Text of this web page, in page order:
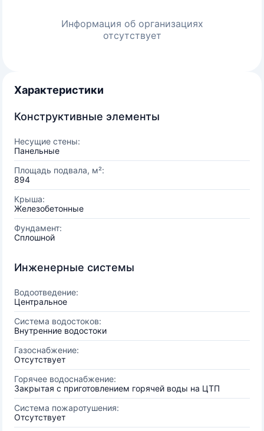
Информация об организациях
отсутствует
Характеристики
Конструктивные элементы
Несущие стены:
Панельные
Площадь подвала, м²:
894
Крыша:
Железобетонные
Фундамент:
Сплошной
Инженерные системы
Водоотведение:
Центральное
Система водостоков:
Внутренние водостоки
Газоснабжение:
Отсутствует
Горячее водоснабжение:
Закрытая с приготовлением горячей воды на ЦТП
Система пожаротушения:
Отсутствует